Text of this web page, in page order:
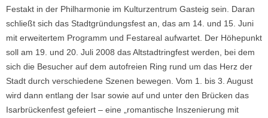
Festakt in der Philharmonie im Kulturzentrum Gasteig sein. Daran
schließt sich das Stadtgründungsfest an, das am 14. und 15. Juni
mit erweitertem Programm und Festareal aufwartet. Der Höhepunkt
soll am 19. und 20. Juli 2008 das Altstadtringfest werden, bei dem
sich die Besucher auf dem autofreien Ring rund um das Herz der
Stadt durch verschiedene Szenen bewegen. Vom 1. bis 3. August
wird dann entlang der Isar sowie auf und unter den Brücken das
Isarbrückenfest gefeiert – eine „romantische Inszenierung mit